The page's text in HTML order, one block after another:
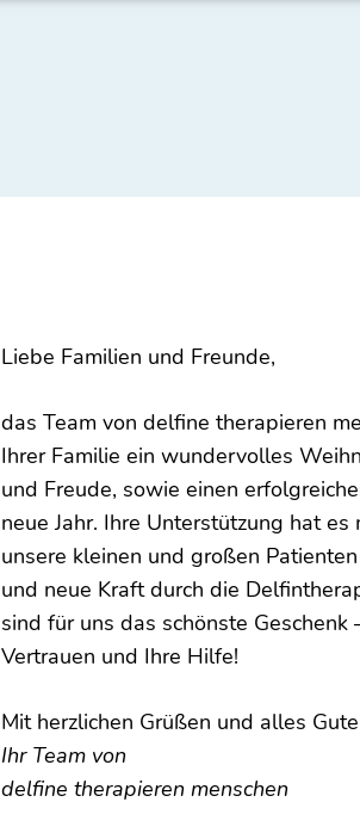
Liebe Familien und Freunde,
das Team von delfine therapieren
Ihrer Familie ein wundervolles
und Freude, sowie einen
neue Jahr. Ihre Unterstützung hat
unsere kleinen und großen
und neue Kraft durch die
sind für uns das schönste Geschenk
Vertrauen und Ihre Hilfe!
Mit herzlichen Grüßen und alles Gute
Ihr Team von
delfine therapieren menschen